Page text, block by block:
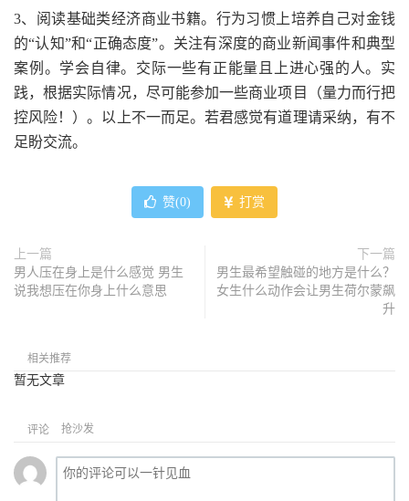
3、阅读基础类经济商业书籍。行为习惯上培养自己对金钱
的“认知”和“正确态度”。关注有深度的商业新闻事件和典型
案例。学会自律。交际一些有正能量且上进心强的人。实
践，根据实际情况，尽可能参加一些商业项目（量力而行把
控风险！）。以上不一而足。若君感觉有道理请采纳，有不
足盼交流。
赞(0) 打赏
上一篇
男人压在身上是什么感觉 男生
说我想压在你身上什么意思
下一篇
男生最希望触碰的地方是什么？
女生什么动作会让男生荷尔蒙飙
升
相关推荐
暂无文章
评论 抢沙发